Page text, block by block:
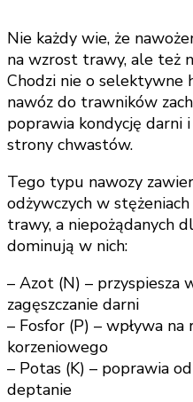
Nie każdy wie, że
na wzrost trawy, ale też
Chodzi nie o selektywne
nawóz do trawników
poprawia kondycję darni
strony chwastów.
Tego typu nawozy
odżywczych w
trawy, a niepożądanych
dominują w nich:
– Azot (N) – przyspiesza
zagęszczanie darni
– Fosfor (P) – wpływa
korzeniowego
– Potas (K) – poprawia
deptanie